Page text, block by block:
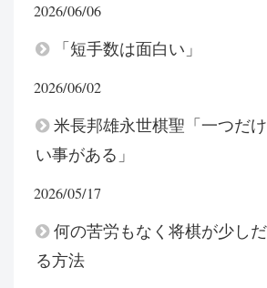
2026/06/06
「短手数は面白い」
2026/06/02
米長邦雄永世棋聖「一つだ
い事がある」
2026/05/17
何の苦労もなく将棋が少し
る方法